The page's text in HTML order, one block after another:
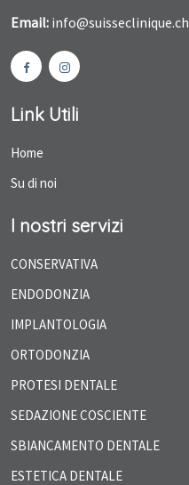
Email: info@suisseclinique.ch
Link Utili
Home
Su di noi
I nostri servizi
CONSERVATIVA
ENDODONZIA
IMPLANTOLOGIA
ORTODONZIA
PROTESI DENTALE
SEDAZIONE COSCIENTE
SBIANCAMENTO DENTALE
ESTETICA DENTALE